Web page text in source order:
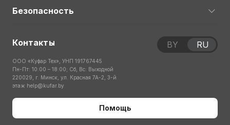
Безопасность
Контакты
ООО «Куфар Тех», УНП 191767445
Пн-Пт: 10:00 – 18:00; Сб, Вс: Выходной
220029, г. Минск, ул. Красная 7А-2, 3-й
этаж help@kufar.by
Помощь
BY RU